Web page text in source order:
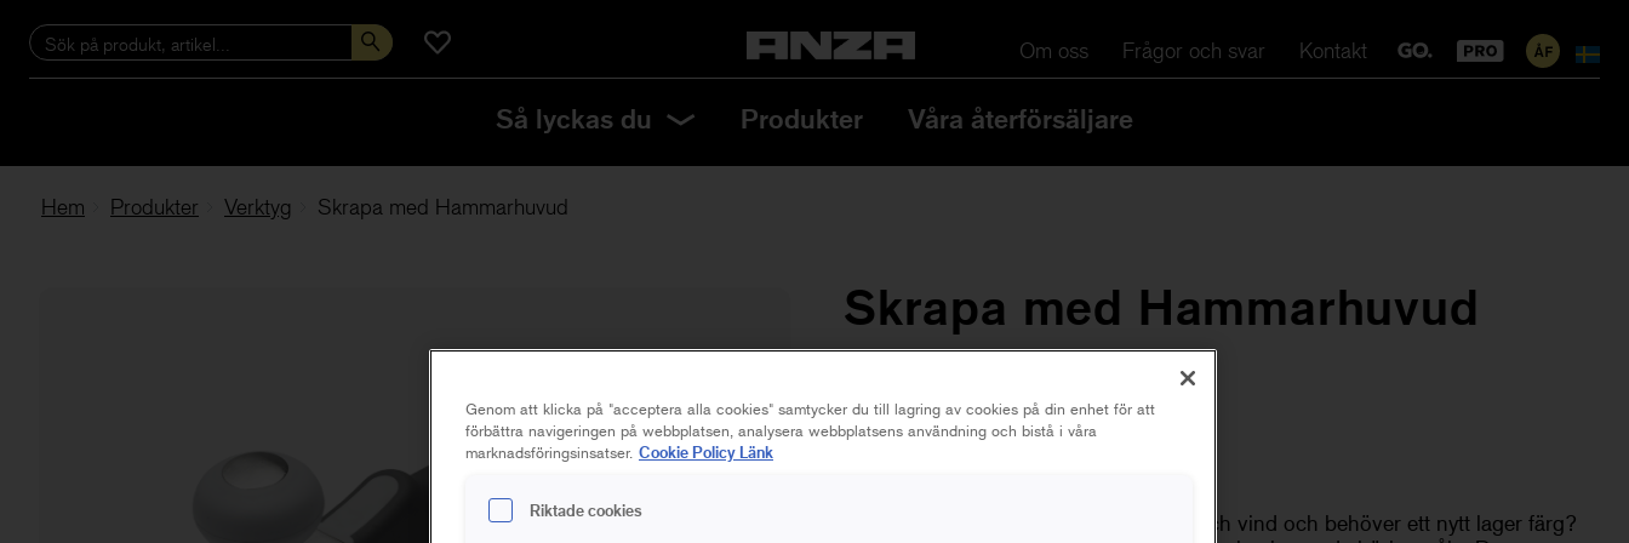
Om oss Frågor och svar Kontakt
Så lyckas du Produkter Våra återförsäljare
Hem Produkter Verktyg Skrapa med Hammarhuvud
Skrapa med Hammarhuvud
Har din träfasad blivit utsatt för väder och vind och behöver ett nytt lager färg?
Genom att klicka på "acceptera alla cookies" samtycker du till lagring av cookies på din enhet för att
förbättra navigeringen på webbplatsen, analysera webbplatsens användning och bistå i våra
marknadsföringsinsatser. Cookie Policy Länk
Riktade cookies